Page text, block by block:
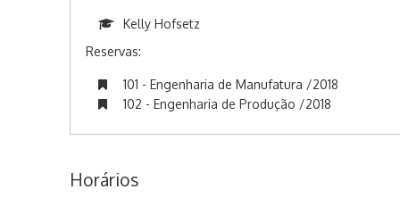
Kelly Hofsetz
Reservas:
101 - Engenharia de Manufatura /2018
102 - Engenharia de Produção /2018
Horários